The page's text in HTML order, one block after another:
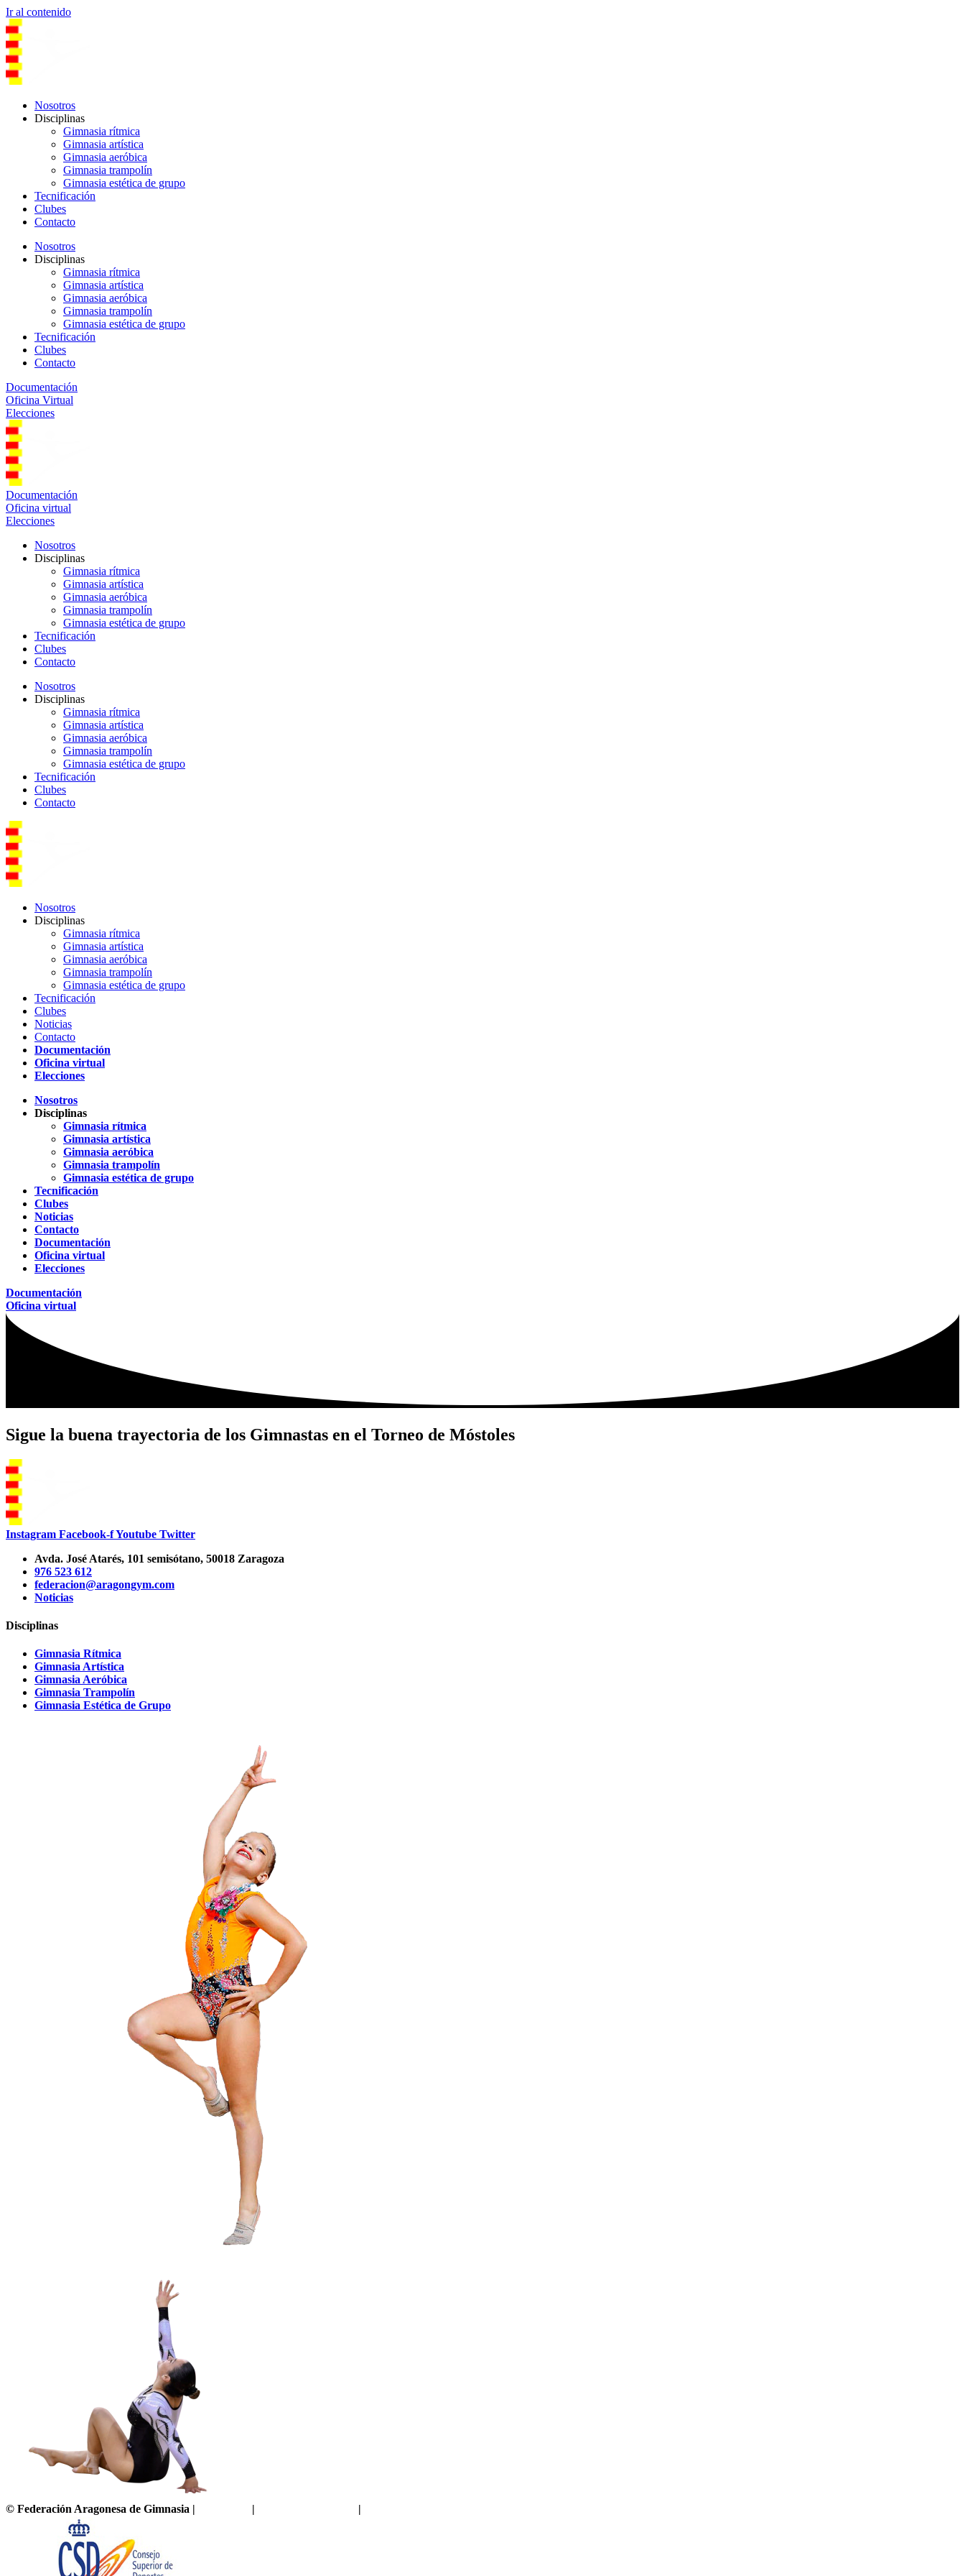
Ir al contenido
Nosotros
Disciplinas
Gimnasia rítmica
Gimnasia artística
Gimnasia aeróbica
Gimnasia trampolín
Gimnasia estética de grupo
Tecnificación
Clubes
Contacto
Nosotros
Disciplinas
Gimnasia rítmica
Gimnasia artística
Gimnasia aeróbica
Gimnasia trampolín
Gimnasia estética de grupo
Tecnificación
Clubes
Contacto
Documentación
Oficina Virtual
Elecciones
Documentación
Oficina virtual
Elecciones
Nosotros
Disciplinas
Gimnasia rítmica
Gimnasia artística
Gimnasia aeróbica
Gimnasia trampolín
Gimnasia estética de grupo
Tecnificación
Clubes
Contacto
Nosotros
Disciplinas
Gimnasia rítmica
Gimnasia artística
Gimnasia aeróbica
Gimnasia trampolín
Gimnasia estética de grupo
Tecnificación
Clubes
Contacto
Nosotros
Disciplinas
Gimnasia rítmica
Gimnasia artística
Gimnasia aeróbica
Gimnasia trampolín
Gimnasia estética de grupo
Tecnificación
Clubes
Noticias
Contacto
Documentación
Oficina virtual
Elecciones
Nosotros
Disciplinas
Gimnasia rítmica
Gimnasia artística
Gimnasia aeróbica
Gimnasia trampolín
Gimnasia estética de grupo
Tecnificación
Clubes
Noticias
Contacto
Documentación
Oficina virtual
Elecciones
Documentación
Oficina virtual
Sigue la buena trayectoria de los Gimnastas en el Torneo de Móstoles
Instagram Facebook-fYoutube Twitter
Avda. José Atarés, 101 semisótano, 50018 Zaragoza
976 523 612
federacion@aragongym.com
Noticias
Disciplinas
Gimnasia Rítmica
Gimnasia Artística
Gimnasia Aeróbica
Gimnasia Trampolín
Gimnasia Estética de Grupo
© Federación Aragonesa de Gimnasia | | |